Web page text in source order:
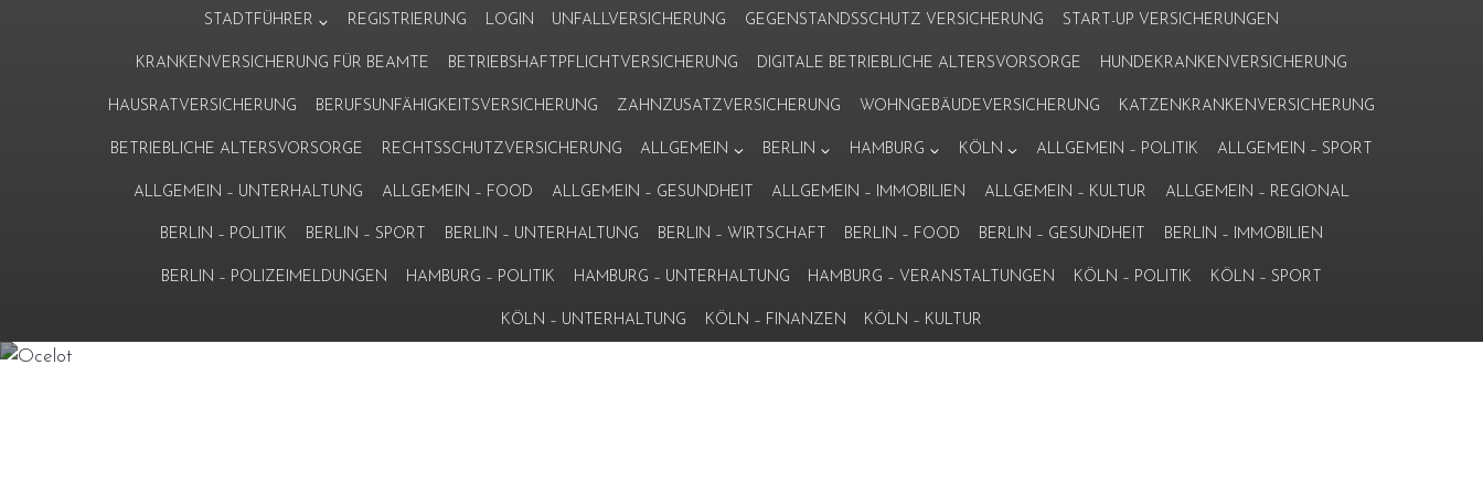
STADTFÜHRER REGISTRIERUNG LOGIN UNFALLVERSICHERUNG GEGENSTANDSSCHUTZ VERSICHERUNG START-UP VERSICHERUNGEN
KRANKENVERSICHERUNG FÜR BEAMTE BETRIEBSHAFTPFLICHTVERSICHERUNG DIGITALE BETRIEBLICHE ALTERSVORSORGE HUNDEKRANKENVERSICHERUNG
HAUSRATVERSICHERUNG BERUFSUNFÄHIGKEITSVERSICHERUNG ZAHNZUSATZVERSICHERUNG WOHNGEBÄUDEVERSICHERUNG KATZENKRANKENVERSICHERUNG
BETRIEBLICHE ALTERSVORSORGE RECHTSSCHUTZVERSICHERUNG ALLGEMEIN BERLIN HAMBURG KÖLN ALLGEMEIN – POLITIK ALLGEMEIN – SPORT
ALLGEMEIN – UNTERHALTUNG ALLGEMEIN – FOOD ALLGEMEIN – GESUNDHEIT ALLGEMEIN – IMMOBILIEN ALLGEMEIN – KULTUR ALLGEMEIN – REGIONAL
BERLIN – POLITIK BERLIN – SPORT BERLIN – UNTERHALTUNG BERLIN – WIRTSCHAFT BERLIN – FOOD BERLIN – GESUNDHEIT BERLIN – IMMOBILIEN
BERLIN – POLIZEIMELDUNGEN HAMBURG – POLITIK HAMBURG – UNTERHALTUNG HAMBURG – VERANSTALTUNGEN KÖLN – POLITIK KÖLN – SPORT
KÖLN – UNTERHALTUNG KÖLN – FINANZEN KÖLN – KULTUR